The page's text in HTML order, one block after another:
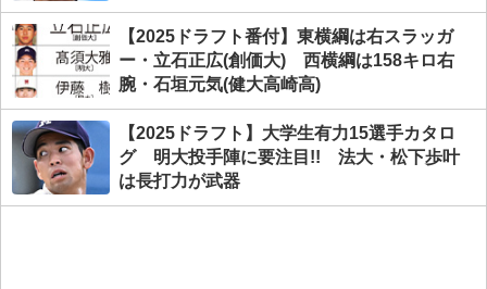
【2025ドラフト番付】東横綱は右スラッガ
ー・立石正広(創価大) 西横綱は158キロ右
腕・石垣元気(健大高崎高)
【2025ドラフト】大学生有力15選手カタロ
グ 明大投手陣に要注目!! 法大・松下歩叶
は長打力が武器